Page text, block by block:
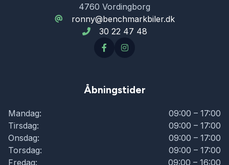
4760 Vordingborg
ronny@benchmarkbiler.dk
30 22 47 48
Åbningstider
Mandag:
09:00 – 17:00
Tirsdag:
09:00 – 17:00
Onsdag:
09:00 – 17:00
Torsdag:
09:00 – 17:00
Fredag:
09:00 – 16:00